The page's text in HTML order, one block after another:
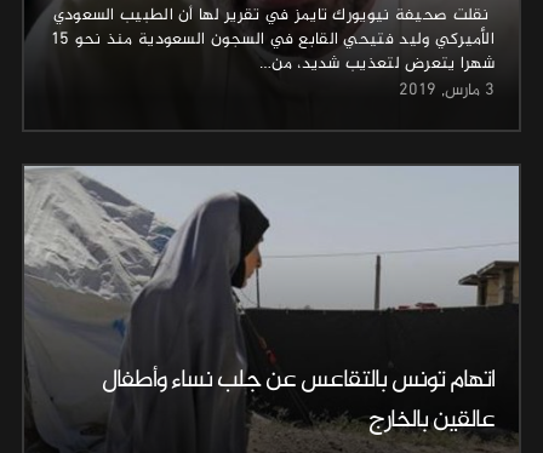
نقلت صحيفة نيويورك تايمز في تقرير لها أن الطبيب السعودي
الأميركي وليد فتيحي القابع في السجون السعودية منذ نحو 15
شهرا يتعرض لتعذيب شديد، من…
3 مارس, 2019
اتهام تونس بالتقاعس عن جلب نساء وأطفال
عالقين بالخارج